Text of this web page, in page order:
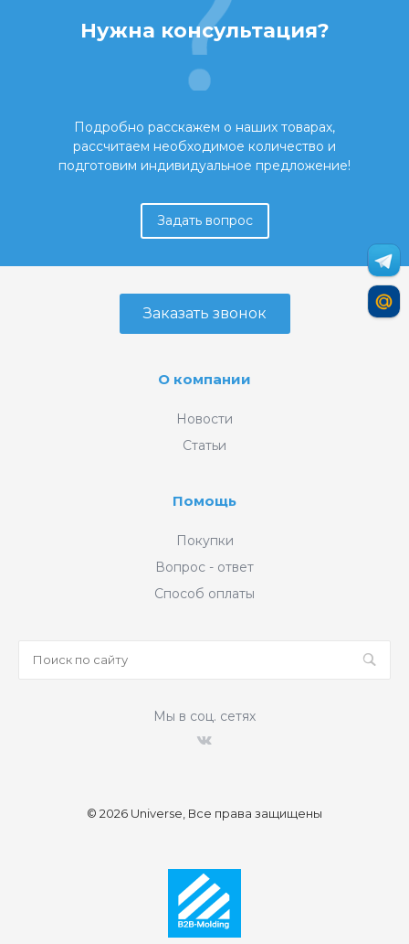
Нужна консультация?
Подробно расскажем о наших товарах,
рассчитаем необходимое количество и
подготовим индивидуальное предложение!
Задать вопрос
Заказать звонок
О компании
Новости
Статьи
Помощь
Покупки
Вопрос - ответ
Способ оплаты
Мы в соц. сетях
© 2026 Universe, Все права защищены